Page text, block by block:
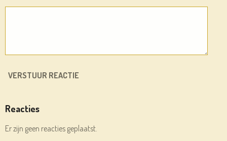
VERSTUUR REACTIE
Reacties
Er zijn geen reacties geplaatst.